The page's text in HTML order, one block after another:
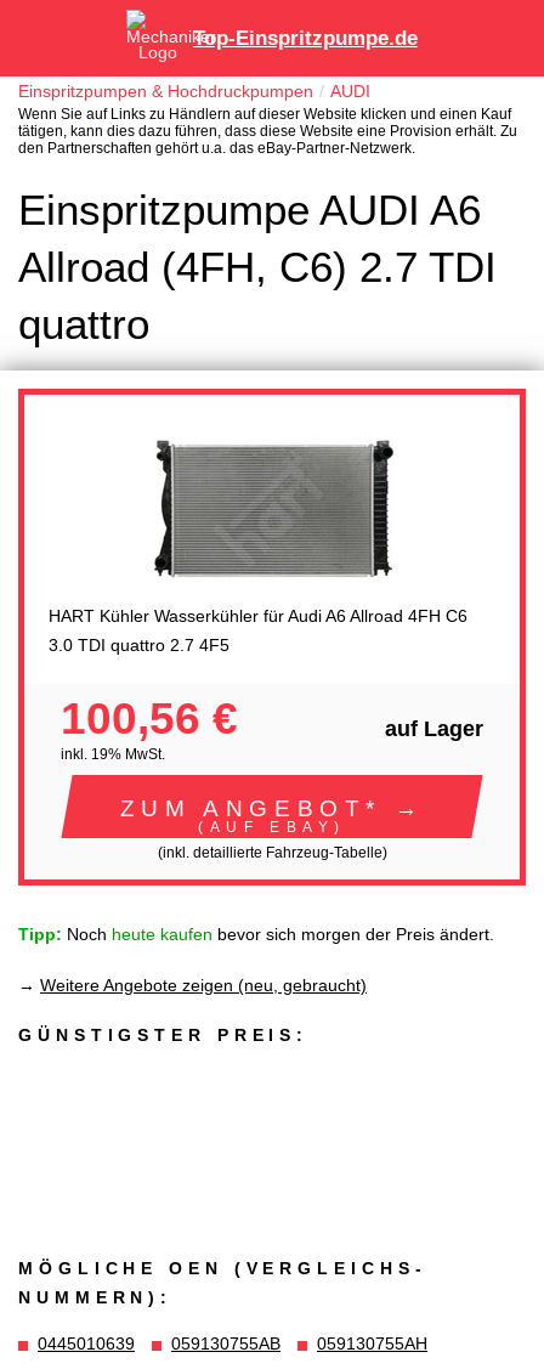
Top-Einspritzpumpe.de
Einspritzpumpen & Hochdruckpumpen AUDI
Wenn Sie auf Links zu Händlern auf dieser Website klicken und einen Kauf
tätigen, kann dies dazu führen, dass diese Website eine Provision erhält. Zu
den Partnerschaften gehört u.a. das eBay-Partner-Netzwerk.
Einspritzpumpe AUDI A6
Allroad (4FH, C6) 2.7 TDI
quattro
HART Kühler Wasserkühler für Audi A6 Allroad 4FH C6
3.0 TDI quattro 2.7 4F5
100,56 €
inkl. 19% MwSt.
auf Lager
ZUM ANGEBOT* →
(AUF EBAY)
(inkl. detaillierte Fahrzeug-Tabelle)
Tipp: Noch heute kaufen bevor sich morgen der Preis ändert.
→ Weitere Angebote zeigen (neu, gebraucht)
GÜNSTIGSTER PREIS:
MÖGLICHE OEN (VERGLEICHS­
NUMMERN):
0445010639 059130755AB
059130755AH